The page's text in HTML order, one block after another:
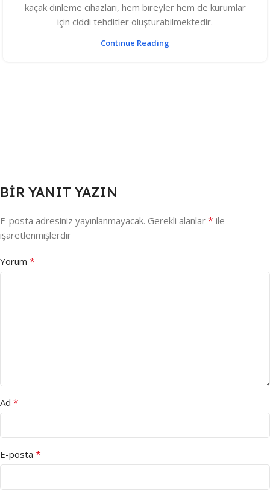
kaçak dinleme cihazları, hem bireyler hem de kurumlar
için ciddi tehditler oluşturabilmektedir.
Continue Reading
BIR YANIT YAZIN
E-posta adresiniz yayınlanmayacak. Gerekli alanlar * ile
işaretlenmişlerdir
Yorum *
Ad *
E-posta *